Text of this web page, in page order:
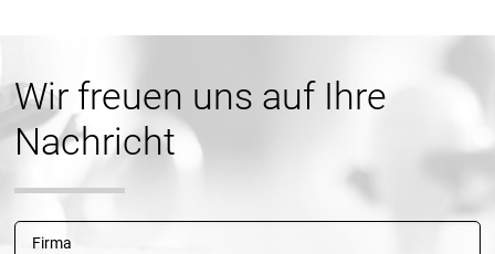
Wir freuen uns auf Ihre
Nachricht